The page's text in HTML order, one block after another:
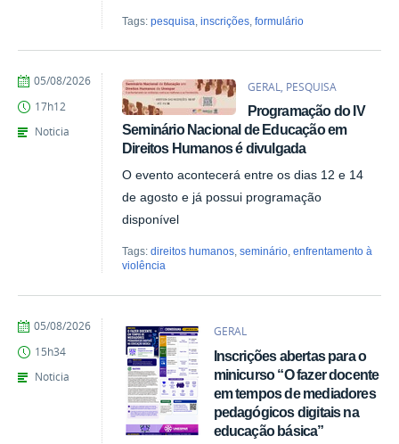
Tags:pesquisa ,inscrições ,formulário
GERAL, PESQUISA
Programação do IV
Seminário Nacional de Educação em
Direitos Humanos é divulgada
O evento acontecerá entre os dias 12 e 14
de agosto e já possui programação
disponível
Tags:direitos humanos,seminário,enfrentamento à
violência
por
Kais
de
publicado
05/08/2026
17h12
Noticia
GERAL
Inscrições abertas para o
minicurso “O fazer docente
em tempos de mediadores
pedagógicos digitais na
educação básica”
por
Kais
de
publicado
05/08/2026
15h34
Noticia